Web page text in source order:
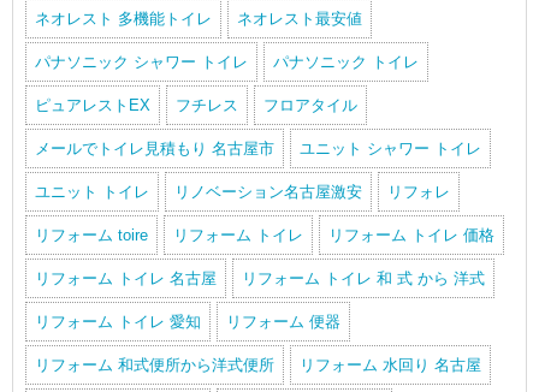
ネオレスト 多機能トイレ ネオレスト最安値
パナソニック シャワー トイレ パナソニック トイレ
ピュアレストEX フチレス フロアタイル
メールでトイレ見積もり 名古屋市 ユニット シャワー トイレ
ユニット トイレ リノベーション名古屋激安 リフォレ
リフォーム toire リフォーム トイレ リフォーム トイレ 価格
リフォーム トイレ 名古屋 リフォーム トイレ 和 式 から 洋式
リフォーム トイレ 愛知 リフォーム 便器
リフォーム 和式便所から洋式便所 リフォーム 水回り 名古屋